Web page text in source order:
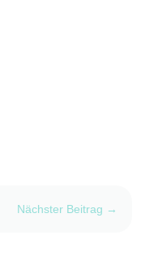
Nächster Beitrag →